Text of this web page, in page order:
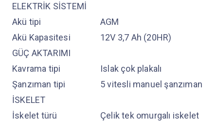
ELEKTRİK SİSTEMİ
Akü tipi
AGM
Akü Kapasitesi
12V 3,7 Ah (20HR)
GÜÇ AKTARIMI
Kavrama tipi
Islak çok plakalı
Şanzıman tipi
5 vitesli manuel şanzıman
İSKELET
İskelet türü
Çelik tek omurgalı iskelet